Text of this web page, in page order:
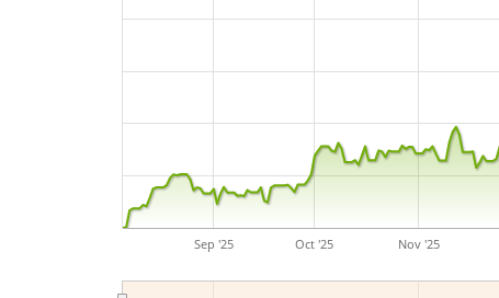
Sep '25 Oct '25 Nov '25